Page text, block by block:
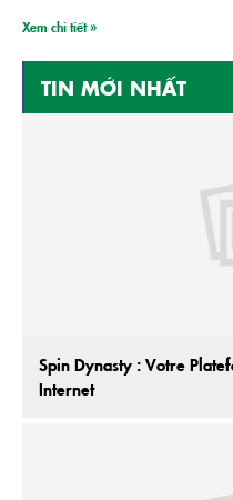
Xem chi tiết »
TIN MỚI NHẤT
Spin Dynasty : Votre
Internet